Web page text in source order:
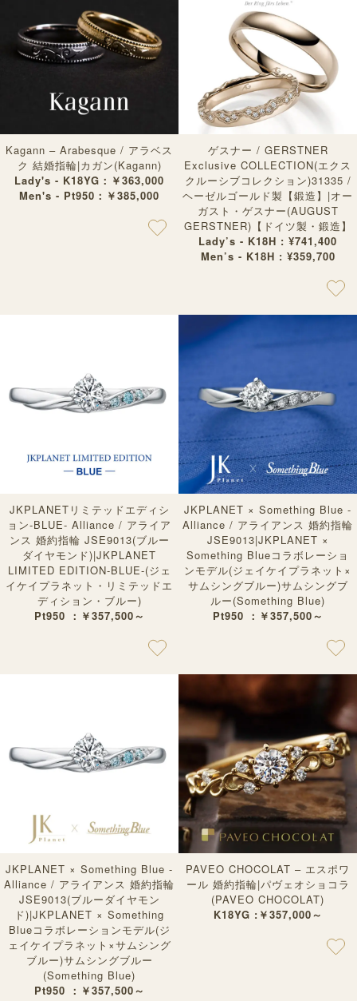
Kagann – Arabesque / アラベス
ク 結婚指輪|カガン(Kagann)
Lady's - K18YG：￥363,000
Men's - Pt950：￥385,000
ゲスナー / GERSTNER
Exclusive COLLECTION(エクス
クルーシブコレクション)31335 /
ヘーゼルゴールド製【鍛造】|オー
ガスト・ゲスナー(AUGUST
GERSTNER)【ドイツ製・鍛造】
Lady’s - K18H : ¥741,400
Men’s - K18H : ¥359,700
JKPLANETリミテッドエディシ
ョン-BLUE- Alliance / アライア
ンス 婚約指輪 JSE9013(ブルー
ダイヤモンド)|JKPLANET
LIMITED EDITION-BLUE-(ジェ
イケイプラネット・リミテッドエ
ディション・ブルー)
Pt950 ：￥357,500～
JKPLANET × Something Blue -
Alliance / アライアンス 婚約指輪
JSE9013|JKPLANET ×
Something Blueコラボレーショ
ンモデル(ジェイケイプラネット×
サムシングブルー)サムシングブ
ルー(Something Blue)
Pt950 ：￥357,500～
JKPLANET × Something Blue -
Alliance / アライアンス 婚約指輪
JSE9013(ブルーダイヤモン
ド)|JKPLANET × Something
Blueコラボレーションモデル(ジ
ェイケイプラネット×サムシング
ブルー)サムシングブルー
(Something Blue)
Pt950 ：￥357,500～
PAVEO CHOCOLAT – エスポワ
ール 婚約指輪|パヴェオショコラ
(PAVEO CHOCOLAT)
K18YG :￥357,000～